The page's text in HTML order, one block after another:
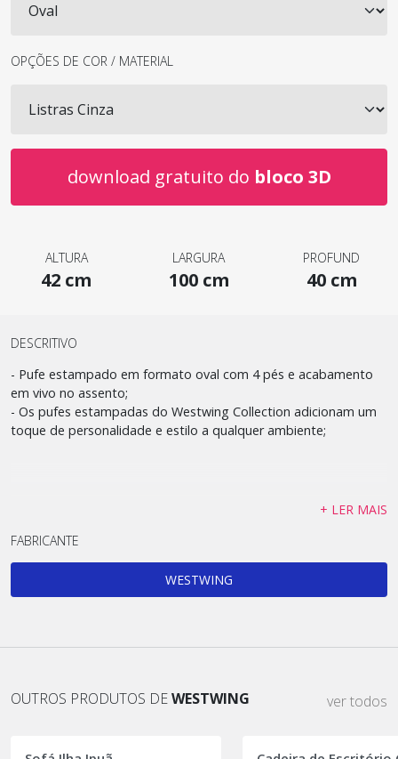
OPÇÕES DE COR / MATERIAL
download gratuito do bloco 3D
ALTURA
42 cm
LARGURA
100 cm
PROFUND
40 cm
DESCRITIVO
- Pufe estampado em formato oval com 4 pés e acabamento
em vivo no assento;
- Os pufes estampadas do Westwing Collection adicionam um
toque de personalidade e estilo a qualquer ambiente;
+ LER MAIS
FABRICANTE
WESTWING
OUTROS PRODUTOS DEWESTWING ver todos